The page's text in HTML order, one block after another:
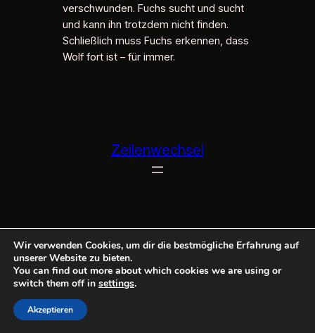
verschwunden. Fuchs sucht und sucht
und kann ihn trotzdem nicht finden.
Schließlich muss Fuchs erkennen, dass
Wolf fort ist – für immer.
Zeilenwechsel
Wir verwenden Cookies, um dir die bestmögliche Erfahrung auf
unserer Website zu bieten.
You can find out more about which cookies we are using or
switch them off in settings.
Akzeptieren